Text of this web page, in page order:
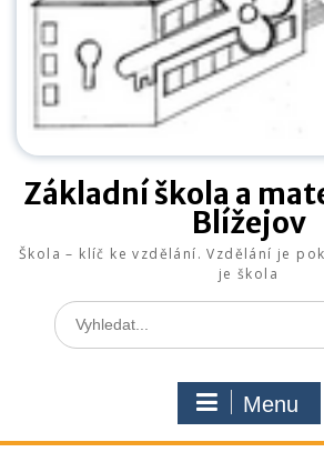
Základní škola a
Blížejov
Škola – klíč ke vzdělání. Vzdělání je
je škola
Search
for:
Menu